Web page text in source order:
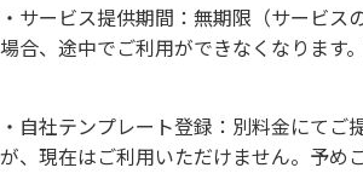
・サービス提供期間：無期限（サービス
場合、途中でご利用ができなくなります。
・自社テンプレート登録：別料金にてご
が、現在はご利用いただけません。予め